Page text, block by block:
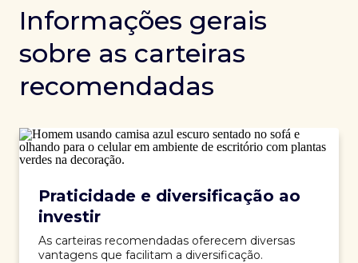
Informações gerais
sobre as carteiras
recomendadas
Praticidade e diversificação ao
investir
As carteiras recomendadas oferecem diversas
vantagens que facilitam a diversificação.